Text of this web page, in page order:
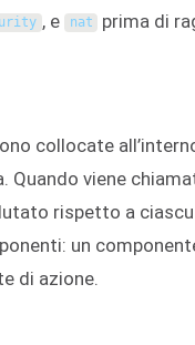
, e nat
prima di
collocate
Quando viene
rispetto a
un
di azione.